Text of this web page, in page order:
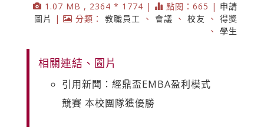
1.07 MB , 2364 * 1774 | 點閱：665 | 申請
圖片
| 分類： 教職員工 、 會議 、 校友 、 得獎
、 學生
相關連結、圖片
引用新聞：經鼎盃EMBA盈利模式
競賽 本校團隊獲優勝